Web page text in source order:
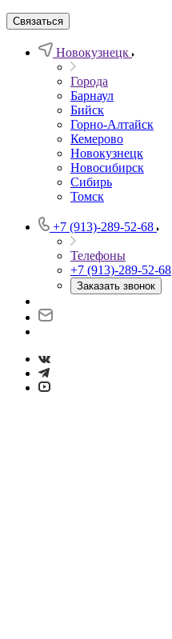
Связаться
Новокузнецк
Города
Барнаул
Бийск
Горно-Алтайск
Кемерово
Новокузнецк
Новосибирск
Сибирь
Томск
+7 (913)-289-52-68
Телефоны
+7 (913)-289-52-68
Заказать звонок